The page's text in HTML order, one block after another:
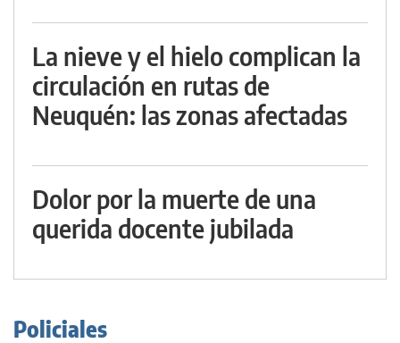
La nieve y el hielo complican la
circulación en rutas de
Neuquén: las zonas afectadas
Dolor por la muerte de una
querida docente jubilada
Policiales